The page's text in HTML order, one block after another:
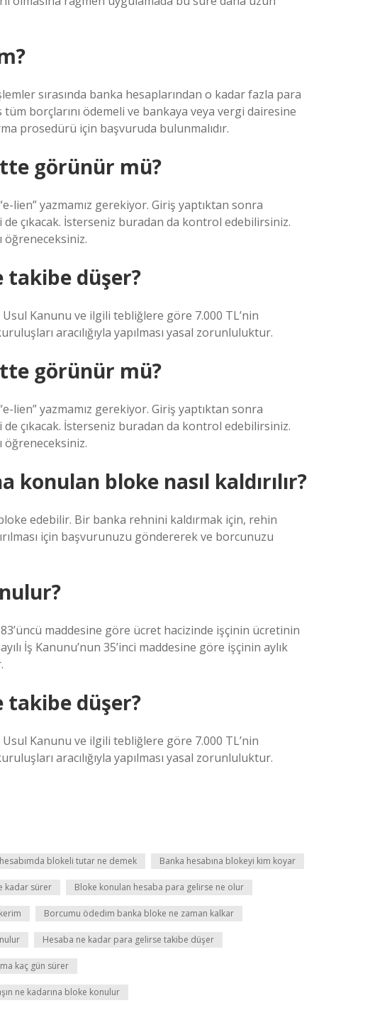
sırasında banka hesaplarından o kadar fazla para
borçlarını ödemeli ve bankaya veya vergi dairesine
prosedürü için başvuruda bulunmalıdır.
görünür mü?
lien” yazmamız gerekiyor. Giriş yaptıktan sonra
çıkacak. İsterseniz buradan da kontrol edebilirsiniz.
öğreneceksiniz.
takibe düşer?
Kanunu ve ilgili tebliğlere göre 7.000 TL’nin
aracılığıyla yapılması yasal zorunluluktur.
görünür mü?
lien” yazmamız gerekiyor. Giriş yaptıktan sonra
çıkacak. İsterseniz buradan da kontrol edebilirsiniz.
öğreneceksiniz.
konulan bloke nasıl kaldırılır?
edebilir. Bir banka rehnini kaldırmak için, rehin
için başvurunuzu göndererek ve borcunuzu
maddesine göre ücret hacizinde işçinin ücretinin
İş Kanunu’nun 35’inci maddesine göre işçinin aylık
takibe düşer?
Kanunu ve ilgili tebliğlere göre 7.000 TL’nin
aracılığıyla yapılması yasal zorunluluktur.
blokeli tutar ne demek Banka hesabına blokeyi kim koyar
kadar sürer Bloke konulan hesaba para gelirse ne olur
Borcumu ödedim banka bloke ne zaman kalkar
Hesaba ne kadar para gelirse takibe düşer
kaç gün sürer
ne kadarına bloke konulur